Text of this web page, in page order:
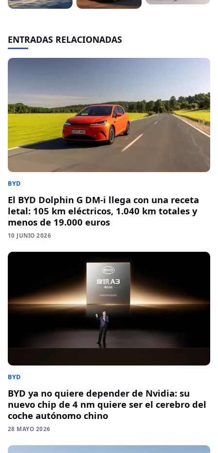
ENTRADAS RELACIONADAS
BYD
El BYD Dolphin G DM-i llega con una receta
letal: 105 km eléctricos, 1.040 km totales y
menos de 19.000 euros
10 JUNIO 2026
BYD
BYD ya no quiere depender de Nvidia: su
nuevo chip de 4 nm quiere ser el cerebro del
coche autónomo chino
28 MAYO 2026